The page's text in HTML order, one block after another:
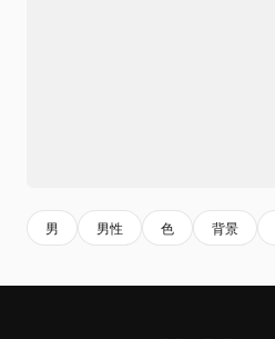
男 男性 色 背景